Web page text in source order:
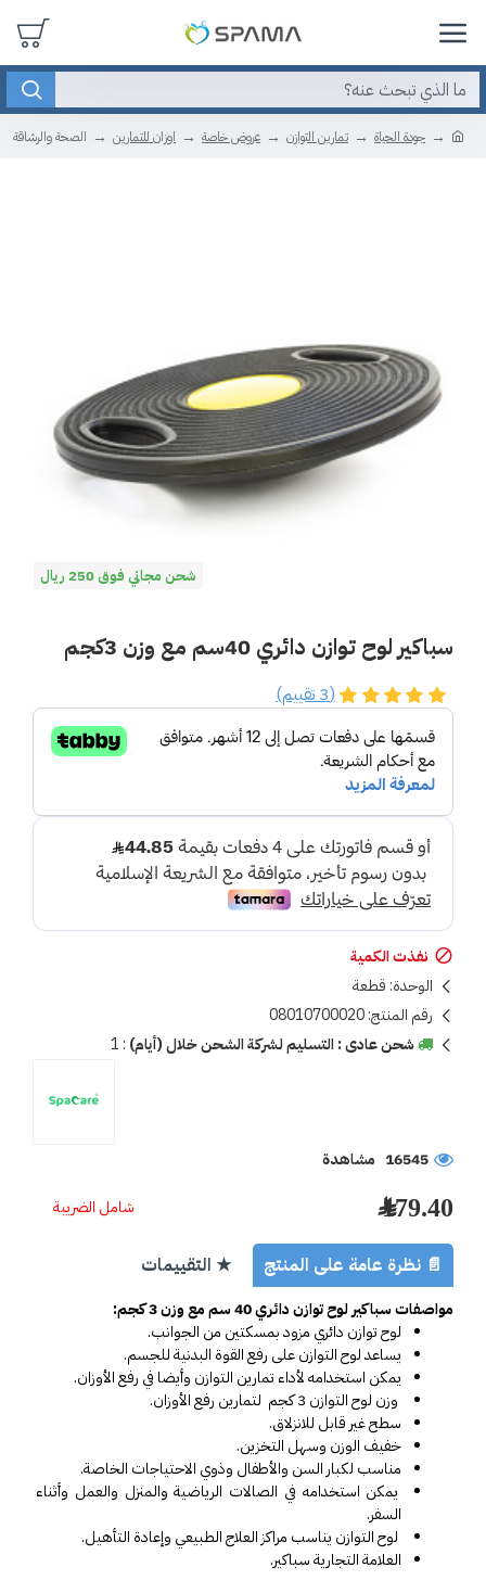
جودة الحياة تمارين التوازن عروض خاصة اوزان للتمارين الصحة والرشاقة
شحن مجاني فوق 250 ريال
سباكير لوح توازن دائري 40سم مع وزن 3كجم
نفذت الكمية
الوحدة: قطعة
رقم المنتج:08010700020
شحن عادى : التسليم لشركة الشحن خلال (أيام) :
1
16545 مشاهدة
(3 تقييم)
179.40 ﷼ شامل الضريبة
📄 نظرة عامة على المنتج ★ التقييمات
مواصفات سباكير لوح توازن دائري 40 سم مع وزن 3 كجم:
لوح توازن دائري مزود بمسكتين من الجوانب.
يساعد لوح التوازن على رفع القوة البدنية للجسم.
يمكن استخدامه لأداء تمارين التوازن وأيضا في رفع الأوزان.
وزن لوح التوازن 3 كجم  لتمارين رفع الأوزان.
سطح غير قابل للانزلاق.
خفيف الوزن وسهل التخزين.
مناسب لكبار السن والأطفال وذوي الاحتياجات الخاصة.
السفر.
لوح التوازن يناسب مراكز العلاج الطبيعي وإعادة التأهيل.
العلامة التجاريةسباكير.